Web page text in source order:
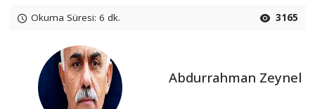
Okuma Süresi: 6 dk. 3165
Abdurrahman Zeynel